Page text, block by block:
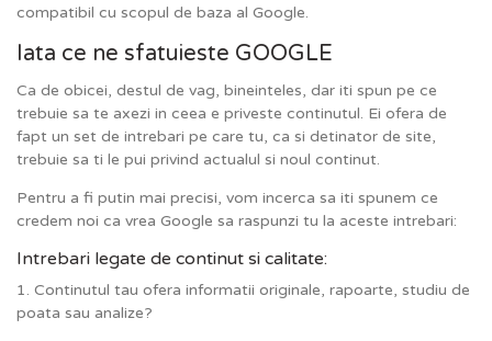
compatibil cu scopul de baza al Google.
Iata ce ne sfatuieste GOOGLE
Ca de obicei, destul de vag, bineinteles, dar iti spun pe ce
trebuie sa te axezi in ceea e priveste continutul. Ei ofera de
fapt un set de intrebari pe care tu, ca si detinator de site,
trebuie sa ti le pui privind actualul si noul continut.
Pentru a fi putin mai precisi, vom incerca sa iti spunem ce
credem noi ca vrea Google sa raspunzi tu la aceste intrebari:
Intrebari legate de continut si calitate:
1. Continutul tau ofera informatii originale, rapoarte, studiu de
poata sau analize?